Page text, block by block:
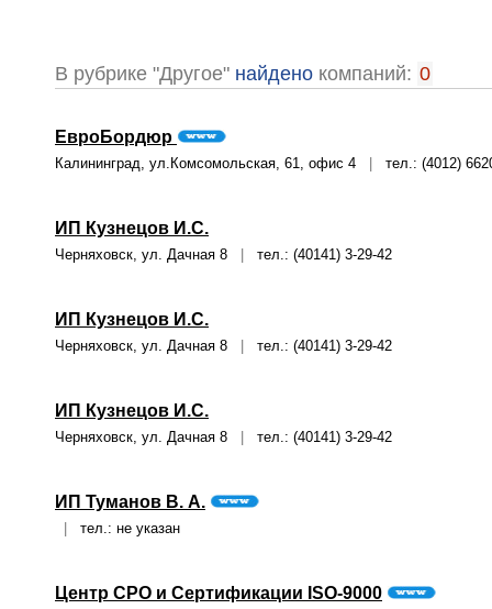
В рубрике "Другое" найдено компаний: 0
ЕвроБордюр
Калининград, ул.Комсомольская, 61, офис 4 тел.: (4012)
ИП Кузнецов И.С.
Черняховск, ул. Дачная 8 тел.: (40141) 3-29-42
ИП Кузнецов И.С.
Черняховск, ул. Дачная 8 тел.: (40141) 3-29-42
ИП Кузнецов И.С.
Черняховск, ул. Дачная 8 тел.: (40141) 3-29-42
ИП Туманов В. А.
тел.: не указан
Центр СРО и Сертификации ISO-9000